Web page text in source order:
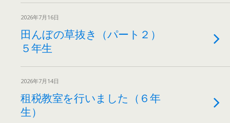
2026年7月16日
田んぼの草抜き（パート２）
５年生
2026年7月14日
租税教室を行いました（６年
生）